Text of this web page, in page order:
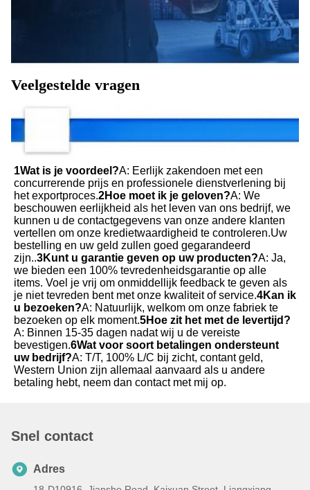
Veelgestelde vragen
1Wat is je voordeel?A: Eerlijk zakendoen met een
concurrerende prijs en professionele dienstverlening bij
het exportproces.2Hoe moet ik je geloven?A: We
beschouwen eerlijkheid als het leven van ons bedrijf, we
kunnen u de contactgegevens van onze andere klanten
vertellen om onze kredietwaardigheid te controleren.Uw
bestelling en uw geld zullen goed gegarandeerd
zijn..3Kunt u garantie geven op uw producten?A: Ja,
we bieden een 100% tevredenheidsgarantie op alle
items. Voel je vrij om onmiddellijk feedback te geven als
je niet tevreden bent met onze kwaliteit of service.4Kan ik
u bezoeken?A: Natuurlijk, welkom om onze fabriek te
bezoeken op elk moment.5Hoe zit het met de levertijd?
A: Binnen 15-35 dagen nadat wij u de vereiste
bevestigen.6Wat voor soort betalingen ondersteunt
uw bedrijf?A: T/T, 100% L/C bij zicht, contant geld,
Western Union zijn allemaal aanvaard als u andere
betaling hebt, neem dan contact met mij op.
Snel contact
Adres